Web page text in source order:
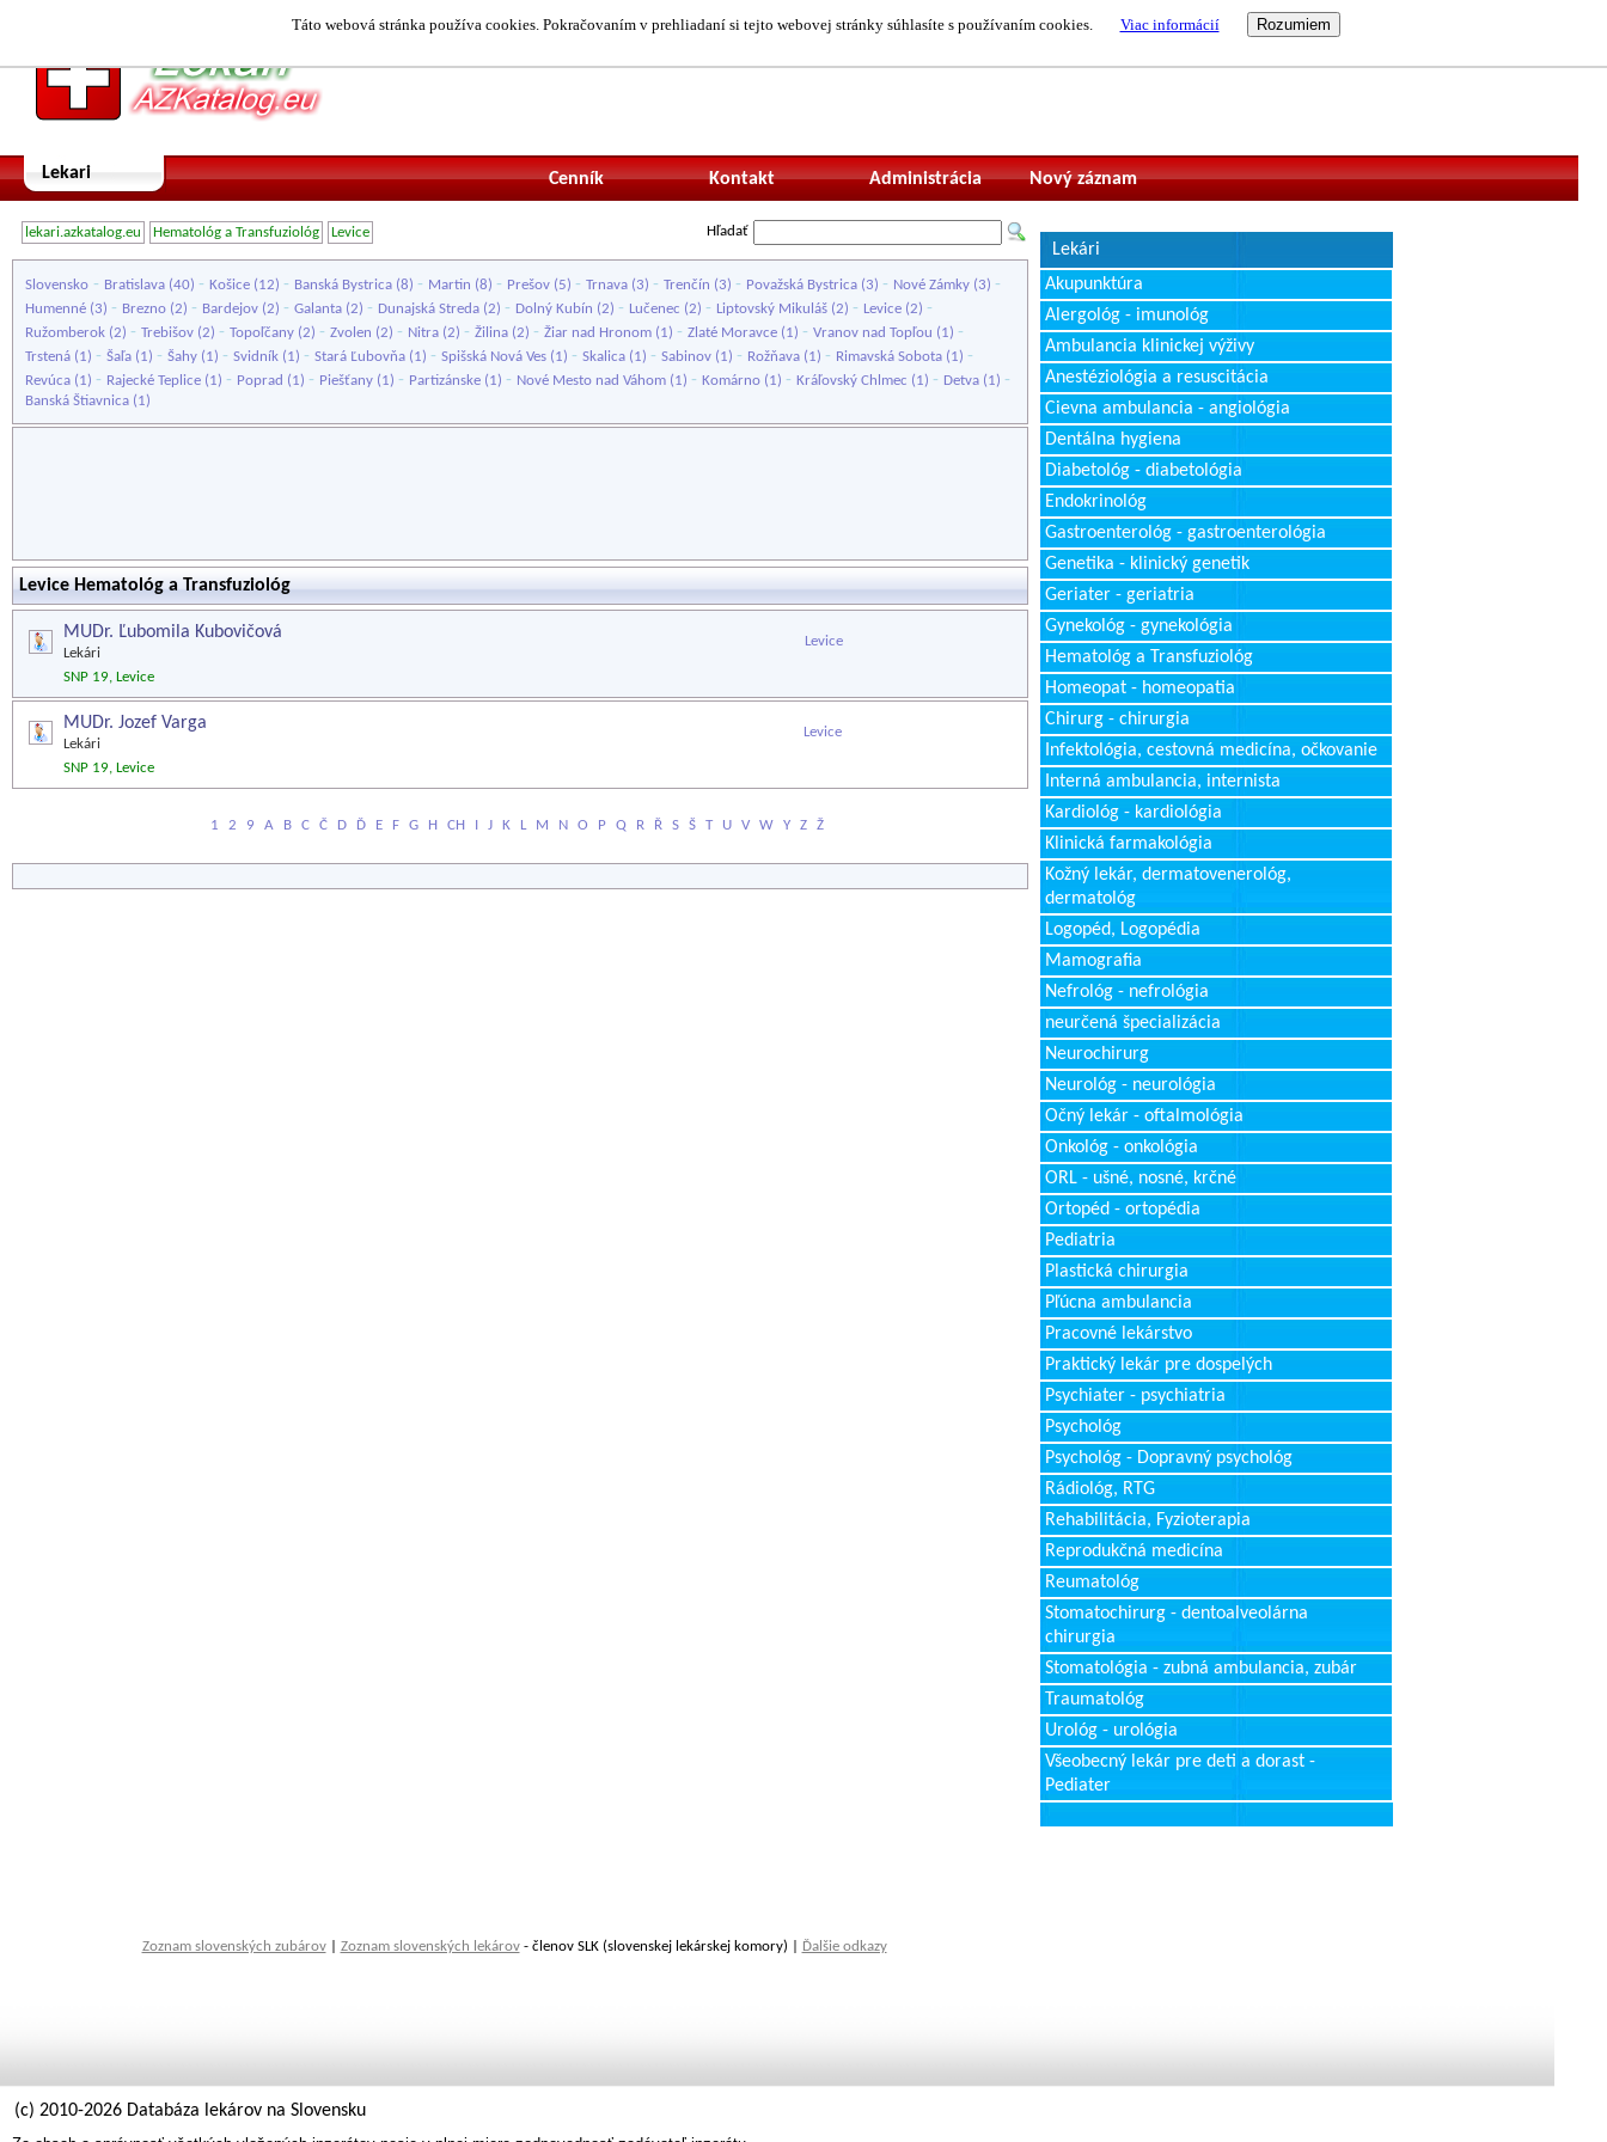
Táto webová stránka používa cookies. Pokračovaním v prehliadaní si tejto webovej stránky súhlasíte s používaním cookies. Viac informácií
Lekari Nový záznam
Administrácia
Kontakt
Cenník
lekari.azkatalog.eu Hematológ a Transfuziológ Levice Hľadať
Slovensko - Bratislava (40) - Košice (12) - Banská Bystrica (8) - Martin (8) - Prešov (5) - Trnava (3) - Trenčín (3) - Považská Bystrica (3) - Nové Zámky (3) -
Humenné (3) - Brezno (2) - Bardejov (2) - Galanta (2) - Dunajská Streda (2) - Dolný Kubín (2) - Lučenec (2) - Liptovský Mikuláš (2) - Levice (2) -
Ružomberok (2) - Trebišov (2) - Topoľčany (2) - Zvolen (2) - Nitra (2) - Žilina (2) - Žiar nad Hronom (1) - Zlaté Moravce (1) - Vranov nad Topľou (1) -
Trstená (1) - Šaľa (1) - Šahy (1) - Svidník (1) - Stará Ľubovňa (1) - Spišská Nová Ves (1) - Skalica (1) - Sabinov (1) - Rožňava (1) - Rimavská Sobota (1) -
Revúca (1) - Rajecké Teplice (1) - Poprad (1) - Piešťany (1) - Partizánske (1) - Nové Mesto nad Váhom (1) - Komárno (1) - Kráľovský Chlmec (1) - Detva (1) -
Banská Štiavnica (1)
Levice Hematológ a Transfuziológ
MUDr. Ľubomila Kubovičová
Lekári
Levice
SNP 19, Levice
MUDr. Jozef Varga
Lekári
Levice
SNP 19, Levice
1 2 9 A B C Č D Ď E F G H CH I J K L M N O P Q R Ř S Š T U V W Y Z Ž
Lekári
Akupunktúra
Alergológ - imunológ
Ambulancia klinickej výživy
Anestéziológia a resuscitácia
Cievna ambulancia - angiológia
Dentálna hygiena
Diabetológ - diabetológia
Endokrinológ
Gastroenterológ - gastroenterológia
Genetika - klinický genetik
Geriater - geriatria
Gynekológ - gynekológia
Hematológ a Transfuziológ
Homeopat - homeopatia
Chirurg - chirurgia
Infektológia, cestovná medicína, očkovanie
Interná ambulancia, internista
Kardiológ - kardiológia
Klinická farmakológia
Kožný lekár, dermatovenerológ,
dermatológ
Logopéd, Logopédia
Mamografia
Nefrológ - nefrológia
neurčená špecializácia
Neurochirurg
Neurológ - neurológia
Očný lekár - oftalmológia
Onkológ - onkológia
ORL - ušné, nosné, krčné
Ortopéd - ortopédia
Pediatria
Plastická chirurgia
Pľúcna ambulancia
Pracovné lekárstvo
Praktický lekár pre dospelých
Psychiater - psychiatria
Psychológ
Psychológ - Dopravný psychológ
Rádiológ, RTG
Rehabilitácia, Fyzioterapia
Reprodukčná medicína
Reumatológ
Stomatochirurg - dentoalveolárna
chirurgia
Stomatológia - zubná ambulancia, zubár
Traumatológ
Urológ - urológia
Všeobecný lekár pre deti a dorast -
Pediater
Zoznam slovenských zubárov| Zoznam slovenských lekárov- členov SLK (slovenskej lekárskej komory) | Ďalšie odkazy
(c) 2010-2026 Databáza lekárov na Slovensku